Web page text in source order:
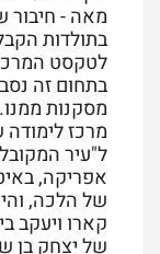
מאה - חיבור
בתולדות
לטקסט
בתחום זה
מרכז
ל"עיר
אפריקה,
של הלכה,
קארו ויעקב